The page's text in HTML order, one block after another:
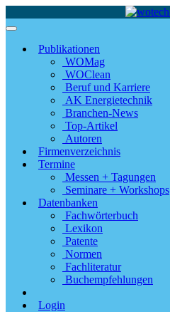
Publikationen
WOMag
WOClean
Beruf und Karriere
AK Energietechnik
Branchen-News
Top-Artikel
Autoren
Firmenverzeichnis
Termine
Messen + Tagungen
Seminare + Workshops
Datenbanken
Fachwörterbuch
Lexikon
Patente
Normen
Fachliteratur
Buchempfehlungen
Login